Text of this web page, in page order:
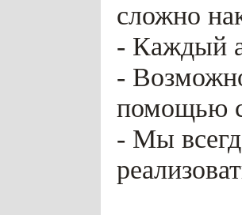
сложно
- Каждый
-
помощью
- Мы